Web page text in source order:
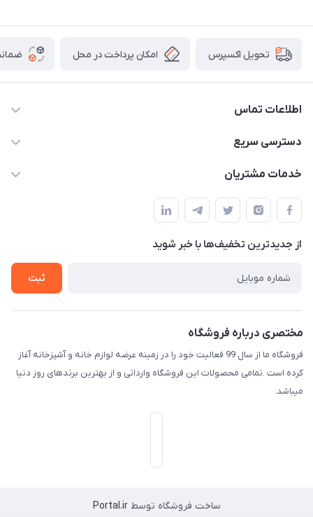
تحویل اکسپرس امکان پرداخت در محل
اطلاعات تماس
09165044753
دسترسی سریع
حساب کاربری
لیست محصولات
درباره ما
خدمات مشتریان
قوانین و مقررات
حریم خصوصی
راهنما
از جدید‌ترین تخفیف‌ها با‌ خبر شوید
ثبت
مختصری درباره فروشگاه
فروشگاه ما از سال 99 فعالیت خود را در زمینه عرضه لوازم خانه و آشپزخانه آغاز
کرده است .تمامی محصولات این فروشگاه وارداتی و از بهترین برندهای روز دنیا
میباشد.
ساخت فروشگاه توسطPortal.ir